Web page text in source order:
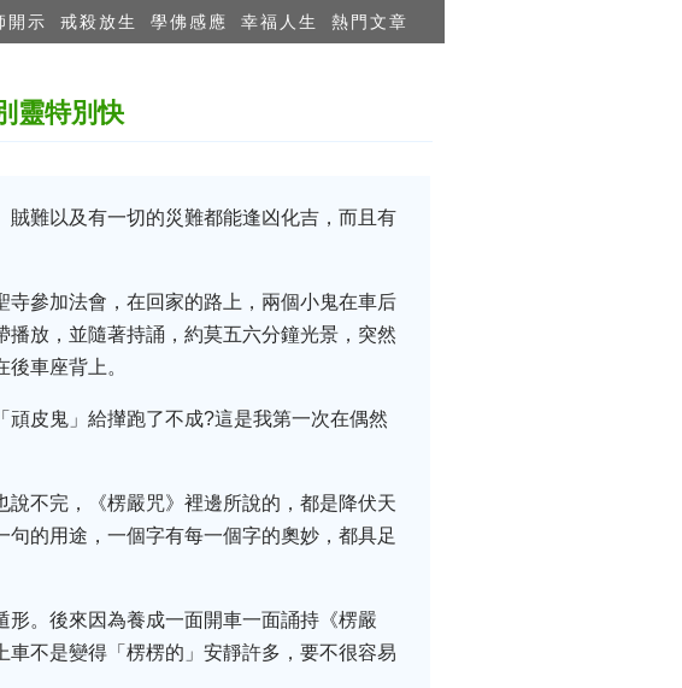
開示 戒殺放生 學佛感應 幸福人生 熱門文章
靈特別快
賊難以及有一切的災難都能逢凶化吉，而且有
參加法會，在回家的路上，兩個小鬼在車后
放，並隨著持誦，約莫五六分鐘光景，突然
車座背上。
皮鬼」給攆跑了不成?這是我第一次在偶然
不完，《楞嚴咒》裡邊所說的，都是降伏天
的用途，一個字有每一個字的奧妙，都具足
。後來因為養成一面開車一面誦持《楞嚴
不是變得「楞楞的」安靜許多，要不很容易